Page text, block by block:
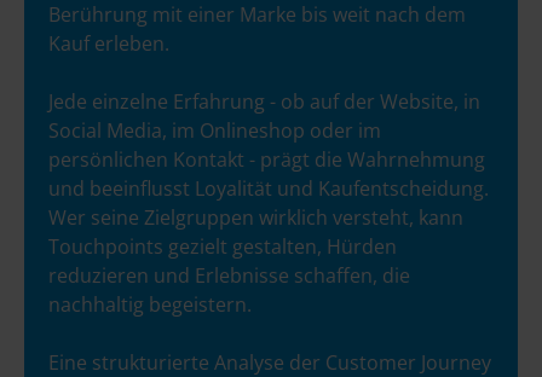
Berührung mit einer Marke bis weit nach dem
Kauf erleben.
Jede einzelne Erfahrung - ob auf der Website, in
Social Media, im Onlineshop oder im
persönlichen Kontakt - prägt die Wahrnehmung
und beeinflusst Loyalität und Kaufentscheidung.
Wer seine Zielgruppen wirklich versteht, kann
Touchpoints gezielt gestalten, Hürden
reduzieren und Erlebnisse schaffen, die
nachhaltig begeistern.
Eine strukturierte Analyse der Customer Journey